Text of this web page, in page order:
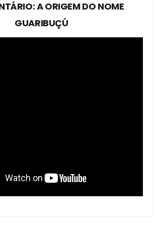
A ORIGEM DO NOME
GUARIBUÇÚ